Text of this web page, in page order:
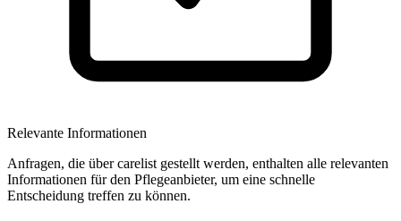
Relevante Informationen
Anfragen, die über carelist gestellt werden, enthalten alle relevanten
Informationen für den Pflegeanbieter, um eine schnelle
Entscheidung treffen zu können.